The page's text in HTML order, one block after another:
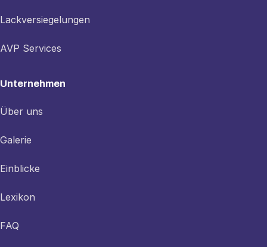
Lackversiegelungen
AVP Services
Unternehmen
Über uns
Galerie
Einblicke
Lexikon
FAQ